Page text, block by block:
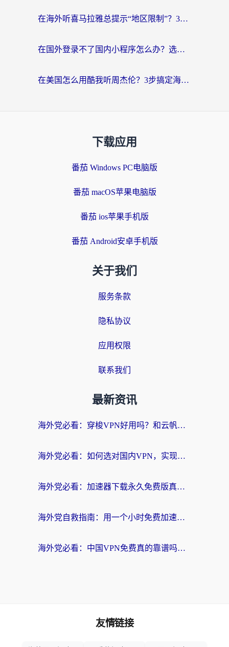
在海外听喜马拉雅总提示“地区限制”？3步轻松解除+听国内音乐全攻略
在国外登录不了国内小程序怎么办？选对回国加速器，轻松解锁国内资源
在美国怎么用酷我听周杰伦？3步搞定海外听歌难题
下载应用
番茄 Windows PC电脑版
番茄 macOS苹果电脑版
番茄 ios苹果手机版
番茄 Android安卓手机版
关于我们
服务条款
隐私协议
应用权限
联系我们
最新资讯
海外党必看：穿梭VPN好用吗？和云帆VPN对比哪个回国效果更好？附真实测评+避坑指南
海外党必看：如何选对国内VPN，实现无缝访问国内资源？
海外党必看：加速器下载永久免费版真的存在吗？教你无缝访问国内资源的正确姿势
海外党自救指南：用一个小时免费加速器，轻松打破国内资源访问壁垒？
海外党必看：中国VPN免费真的靠谱吗？手把手教你选对回国加速器
友情链接